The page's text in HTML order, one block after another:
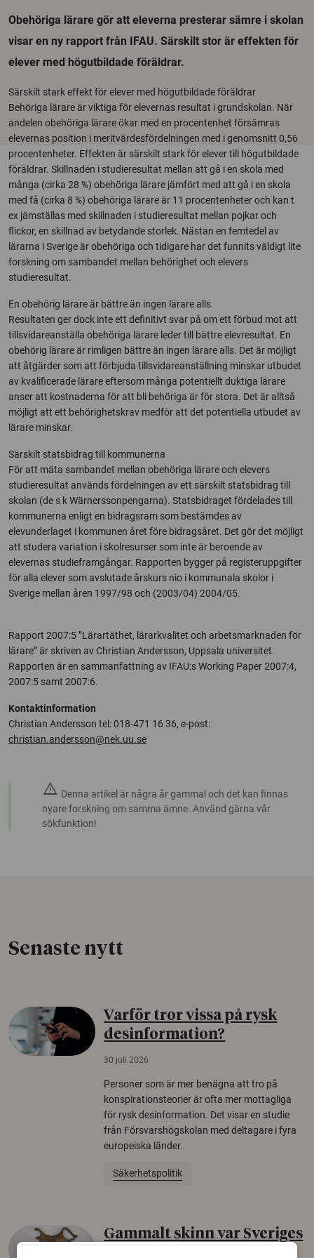
Obehöriga lärare gör att eleverna presterar sämre i skolan
visar en ny rapport från IFAU. Särskilt stor är effekten för
elever med högutbildade föräldrar.
Särskilt stark effekt för elever med högutbildade föräldrar
Behöriga lärare är viktiga för elevernas resultat i grundskolan. När
andelen obehöriga lärare ökar med en procentenhet försämras
elevernas position i meritvärdesfördelningen med i genomsnitt 0,56
procentenheter. Effekten är särskilt stark för elever till högutbildade
föräldrar. Skillnaden i studieresultat mellan att gå i en skola med
många (cirka 28 %) obehöriga lärare jämfört med att gå i en skola
med få (cirka 8 %) obehöriga lärare är 11 procentenheter och kan t
ex jämställas med skillnaden i studieresultat mellan pojkar och
flickor, en skillnad av betydande storlek. Nästan en femtedel av
lärarna i Sverige är obehöriga och tidigare har det funnits väldigt lite
forskning om sambandet mellan behörighet och elevers
studieresultat.
En obehörig lärare är bättre än ingen lärare alls
Resultaten ger dock inte ett definitivt svar på om ett förbud mot att
tillsvidareanställa obehöriga lärare leder till bättre elevresultat. En
obehörig lärare är rimligen bättre än ingen lärare alls. Det är möjligt
att åtgärder som att förbjuda tillsvidareanställning minskar utbudet
av kvalificerade lärare eftersom många potentiellt duktiga lärare
anser att kostnaderna för att bli behöriga är för stora. Det är alltså
möjligt att ett behörighetskrav medför att det potentiella utbudet av
lärare minskar.
Särskilt statsbidrag till kommunerna
För att mäta sambandet mellan obehöriga lärare och elevers
studieresultat används fördelningen av ett särskilt statsbidrag till
skolan (de s k Wärnerssonpengarna). Statsbidraget fördelades till
kommunerna enligt en bidragsram som bestämdes av
elevunderlaget i kommunen året före bidragsåret. Det gör det möjligt
att studera variation i skolresurser som inte är beroende av
elevernas studieframgångar. Rapporten bygger på registeruppgifter
för alla elever som avslutade årskurs nio i kommunala skolor i
Sverige mellan åren 1997/98 och (2003/04) 2004/05.
Rapport 2007:5 ”Lärartäthet, lärarkvalitet och arbetsmarknaden för
lärare” är skriven av Christian Andersson, Uppsala universitet.
Rapporten är en sammanfattning av IFAU:s Working Paper 2007:4,
2007:5 samt 2007:6.
Kontaktinformation
Christian Andersson tel: 018-471 16 36, e-post:
christian.andersson@nek.uu.se
warning Denna artikel är några år gammal och det kan finnas
nyare forskning om samma ämne. Använd gärna vår
sökfunktion!
Senaste nytt
Varför tror vissa på rysk
desinformation?
30 juli 2026
Personer som är mer benägna att tro på
konspirationsteorier är ofta mer mottagliga
för rysk desinformation. Det visar en studie
från Försvarshögskolan med deltagare i fyra
europeiska länder.
Säkerhetspolitik
Gammalt skinn var Sveriges